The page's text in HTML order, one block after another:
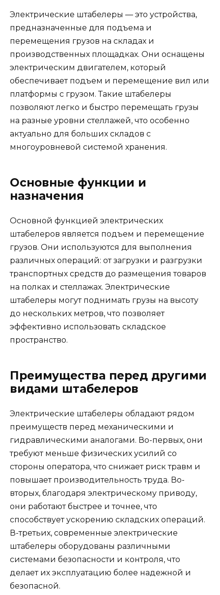
Электрические штабелеры — это устройства,
предназначенные для подъема и
перемещения грузов на складах и
производственных площадках. Они оснащены
электрическим двигателем, который
обеспечивает подъем и перемещение вил или
платформы с грузом. Такие штабелеры
позволяют легко и быстро перемещать грузы
на разные уровни стеллажей, что особенно
актуально для больших складов с
многоуровневой системой хранения.
Основные функции и
назначения
Основной функцией электрических
штабелеров является подъем и перемещение
грузов. Они используются для выполнения
различных операций: от загрузки и разгрузки
транспортных средств до размещения товаров
на полках и стеллажах. Электрические
штабелеры могут поднимать грузы на высоту
до нескольких метров, что позволяет
эффективно использовать складское
пространство.
Преимущества перед другими
видами штабелеров
Электрические штабелеры обладают рядом
преимуществ перед механическими и
гидравлическими аналогами. Во-первых, они
требуют меньше физических усилий со
стороны оператора, что снижает риск травм и
повышает производительность труда. Во-
вторых, благодаря электрическому приводу,
они работают быстрее и точнее, что
способствует ускорению складских операций.
В-третьих, современные электрические
штабелеры оборудованы различными
системами безопасности и контроля, что
делает их эксплуатацию более надежной и
безопасной.